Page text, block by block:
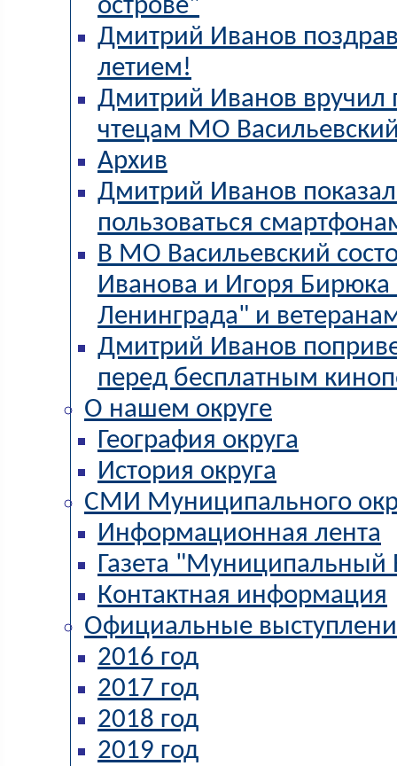
острове"
Дмитрий Иванов
летием!
Дмитрий Иванов
чтецам МО
Архив
Дмитрий Иванов
пользоваться
В МО Васильевский
Иванова и Игоря
Ленинграда" и
Дмитрий Иванов
перед бесплатным
О нашем округе
География округа
История округа
СМИ Муниципального
Информационная лента
Газета "Муниципальный
Контактная информация
Официальные
2016 год
2017 год
2018 год
2019 год